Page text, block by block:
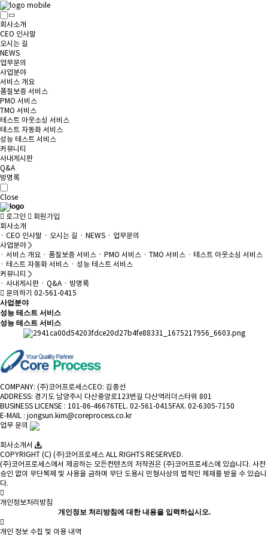
회사소개
CEO 인사말
오시는 길
NEWS
업무문의
사업분야
서비스 개요
품질보증 서비스
PMO 서비스
TMO 서비스
테스트 아웃소싱 서비스
테스트 자동화 서비스
성능 테스트 서비스
커뮤니티
사내게시판
Q&A
방명록
Close
로그인
회원가입
회사소개
· CEO 인사말 · 오시는 길 · NEWS · 업무문의
사업분야
· 서비스 개요 · 품질보증 서비스 · PMO 서비스 · TMO 서비스 · 테스트 아웃소싱 서비스
· 테스트 자동화 서비스 · 성능 테스트 서비스
커뮤니티
· 사내게시판 · Q&A · 방명록
문의하기 02-561-0415
사업분야
성능 테스트 서비스
성능 테스트 서비스
COMPANY: (주)코어프로세스CEO: 김종선
ADDRESS: 경기도 남양주시 다산중앙로123번길 다산역리더스타워 801
BUSINESS LICENSE : 101-86-46676TEL. 02-561-0415FAX. 02-6305-7150
E-MAIL : jongsun.kim@coreprocess.co.kr
업무 문의
회사소개서
COPYRIGHT (C) (주)코어프로세스 ALL RIGHTS RESERVED.
(주)코어프로세스에서 제공하는 모든컨텐츠의 저작권은 (주)코어프로세스에 있습니다. 사전
승인 없이 무단복제 및 사용을 금하며 무단 도용시 민형사상의 법적인 제재를 받을 수 있습니
다.
개인정보처리방침
개인정보 처리방침에 대한 내용을 입력하십시오.
개인 정보 수집 및 이용 내역